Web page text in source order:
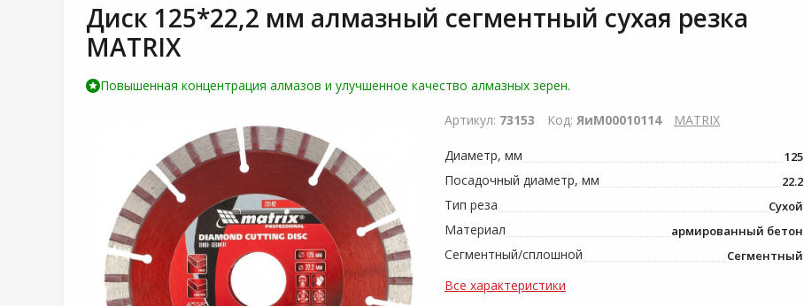
Диск 125*22,2 мм алмазный сегментный сухая резка
MATRIX
Повышенная концентрация алмазов и улучшенное качество алмазных зерен.
Артикул: 73153 Код: ЯиМ00010114 MATRIX
Диаметр, мм 125
Посадочный диаметр, мм 22.2
Тип реза Сухой
Материал армированный бетон
Сегментный/сплошной Сегментный
Все характеристики